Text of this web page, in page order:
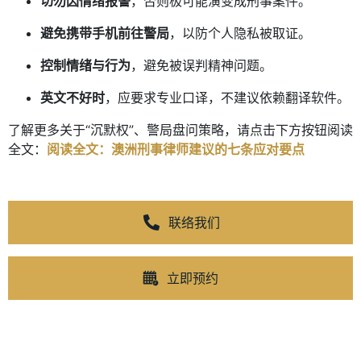
避免携带手机前往警局，以防个人隐私被取证。
控制情绪与行为，避免被误判精神问题。
英文不好时，应要求专业口译，不建议依赖翻译软件。
了解更多关于“沉默权”、警局盘问策略，请点击下方按钮阅读
全文： 阅读全文：澳洲刑事律师建议的七条应对要点
联络我们
立即预约